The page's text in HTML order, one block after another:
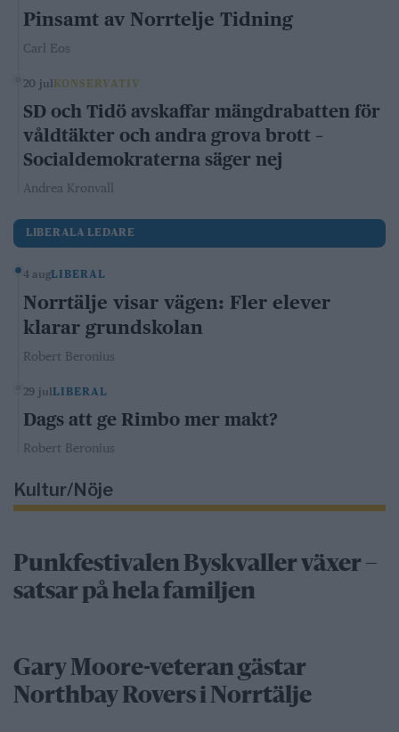
Pinsamt av Norrtelje Tidning
Carl Eos
20 jul KONSERVATIV
SD och Tidö avskaffar mängdrabatten för
våldtäkter och andra grova brott –
Socialdemokraterna säger nej
Andrea Kronvall
LIBERALA LEDARE
4 augLIBERAL
Norrtälje visar vägen: Fler elever
klarar grundskolan
Robert Beronius
29 julLIBERAL
Dags att ge Rimbo mer makt?
Robert Beronius
Kultur/Nöje
Punkfestivalen Byskvaller växer –
satsar på hela familjen
Gary Moore-veteran gästar
Northbay Rovers i Norrtälje